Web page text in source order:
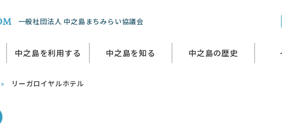
一般社団法人 中之島まちみらい協議会
中之島を利用する 中之島を知る 中之島の歴史
リーガロイヤルホテル